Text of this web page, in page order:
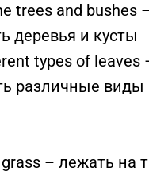
trees and bushes
деревья и кусты
types of leaves
различные виды
– лежать на